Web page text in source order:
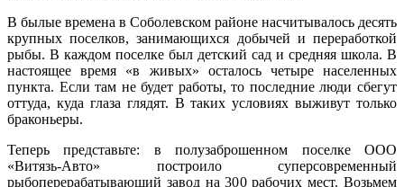
В былые времена в Соболевском районе насчитывалось десять
крупных поселков, занимающихся добычей и переработкой
рыбы. В каждом поселке был детский сад и средняя школа. В
настоящее время «в живых» осталось четыре населенных
пункта. Если там не будет работы, то последние люди сбегут
оттуда, куда глаза глядят. В таких условиях выживут только
браконьеры.
Теперь представьте: в полузаброшенном поселке ООО
«Витязь-Авто» построило суперсовременный
рыбоперерабатывающий завод на 300 рабочих мест. Возьмем